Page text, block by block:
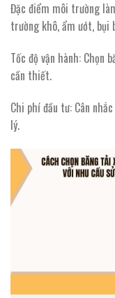
Đặc điểm môi trường
trường khô, ẩm ướt, bụi
Tốc độ vận hành: Chọn
cần thiết.
Chi phí đầu tư: Cân
lý.